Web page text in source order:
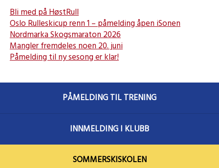
Bli med på HøstRull
Oslo Rulleskicup renn 1 – påmelding åpen iSonen
Nordmarka Skogsmaraton 2026
Mangler fremdeles noen 20. juni
Påmelding til ny sesong er klar!
PÅMELDING TIL TRENING
INNMELDING I KLUBB
SOMMERSKISKOLEN